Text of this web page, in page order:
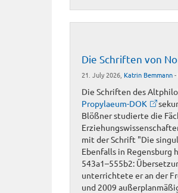
Die Schriften von
21. July 2026, Katrin Bemmann-
Die Schriften des
Propylaeum-DOK
Blößner studierte die
mit der Schrift "Die
Ebenfalls in Regensburg
543a1–555b2:
unterrichtete er an der
und 2009